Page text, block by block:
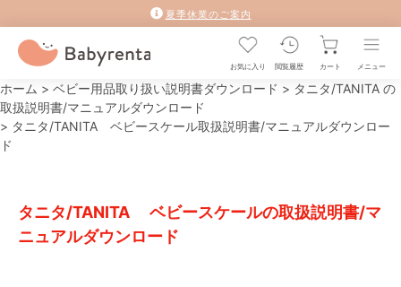
夏季休業のご案内
お気に入り 閲覧履歴 カート メニュー
ホーム > ベビー用品取り扱い説明書ダウンロード > タニタ/TANITA の
取扱説明書/マニュアルダウンロード
> タニタ/TANITA ベビースケール取扱説明書/マニュアルダウンロー
ド
タニタ/TANITA ベビースケールの取扱説明書/マ
ニュアルダウンロード